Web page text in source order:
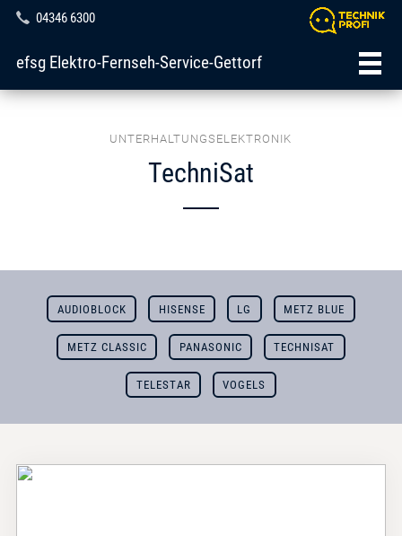
04346 6300
efsg Elektro-Fernseh-Service-Gettorf
UNTERHALTUNGSELEKTRONIK
TechniSat
AUDIOBLOCK HISENSE LG METZ BLUE
METZ CLASSIC PANASONIC TECHNISAT
TELESTAR VOGELS